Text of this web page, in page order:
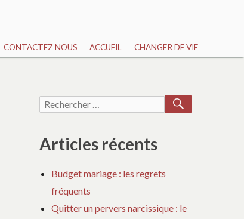
CONTACTEZ NOUS ACCUEIL CHANGER DE VIE
Recherche
Articles récents
Budget mariage : les regrets
fréquents
Quitter un pervers narcissique : le